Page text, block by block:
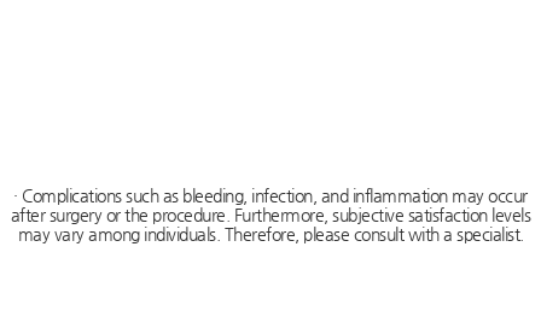
· Complications such as bleeding, infection, and inflammation may occur
after surgery or the procedure. Furthermore, subjective satisfaction levels
may vary among individuals. Therefore, please consult with a specialist.